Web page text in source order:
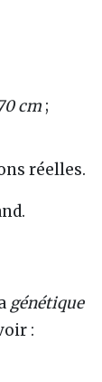
cm ;
réelles.
génétique
: